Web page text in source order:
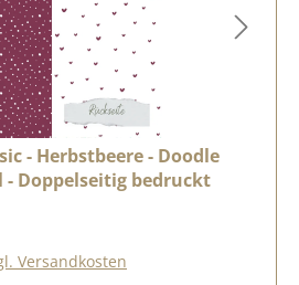
- Herbstbeere - Doodle
- Doppelseitig bedruckt
Versandkosten